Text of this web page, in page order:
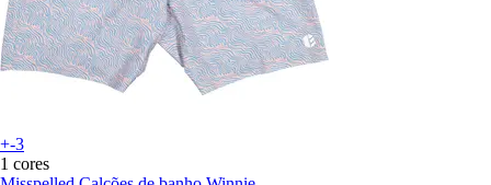
+-3
1 cores